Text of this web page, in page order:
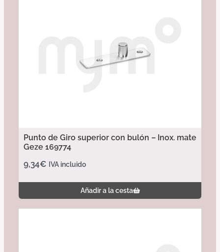
Punto de Giro superior con bulón – Inox. mate
Geze 169774
9,34€ IVA incluido
Añadir a la cesta